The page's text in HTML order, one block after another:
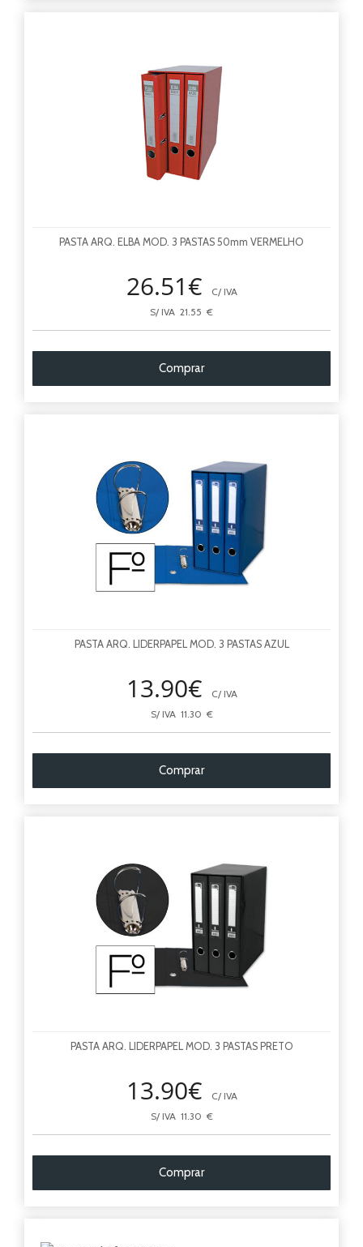
PASTA ARQ. ELBA MOD. 3 PASTAS 50mm VERMELHO
26.51€
C/ IVA
S/ IVA 21.55 €
Comprar
PASTA ARQ. LIDERPAPEL MOD. 3 PASTAS AZUL
13.90€
C/ IVA
S/ IVA 11.30 €
Comprar
PASTA ARQ. LIDERPAPEL MOD. 3 PASTAS PRETO
13.90€
C/ IVA
S/ IVA 11.30 €
Comprar